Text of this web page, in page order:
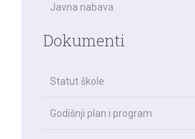
Javna nabava
Dokumenti
Statut škole
Godišnji plan i program